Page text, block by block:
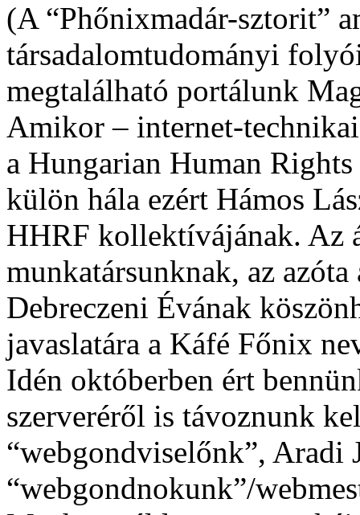
(A “Phőnixmadár-sztorit”
társadalomtudományi
megtalálható portálunk
Amikor – internet-
a Hungarian Human
külön hála ezért Hámos
HHRF kollektívájának. Az
munkatársunknak, az
Debreczeni Évának
javaslatára a Káfé Főnix
Idén októberben ért
szerveréről is távoznunk
“webgondviselőnk”, Aradi
“webgondnokunk”/